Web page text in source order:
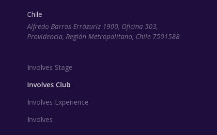
Chile
Alfredo Barros Errázuriz 1900, Oficina 503,
Providencia, Región Metropolitana, Chile 7501588
Involves Stage
Involves Club
Involves Experience
Involves